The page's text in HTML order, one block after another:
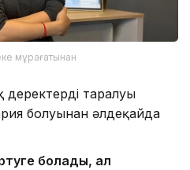
мұрағатынан
таралуы
болуынан әлдеқайда
болады, ал